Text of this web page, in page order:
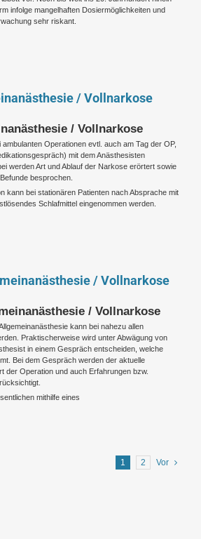
infolge mangelhaften Dosiermöglichkeiten und
sehr riskant.
/ Vollnarkose
/ Vollnarkose
Operationen evtl. auch am Tag der OP,
mit dem Anästhesisten
werden Art und Ablauf der Narkose erörtert sowie
besprochen.
kann bei stationären Patienten nach Absprache mit
Schlafmittel eingenommen werden.
/ Vollnarkose
/ Vollnarkose
kann bei nahezu allen
Praktischerweise wird unter Abwägung von
in einem Gespräch entscheiden, welche
Bei dem Gespräch werden der aktuelle
der Operation und auch Erfahrungen bzw.
mithilfe eines
1 2 Vor